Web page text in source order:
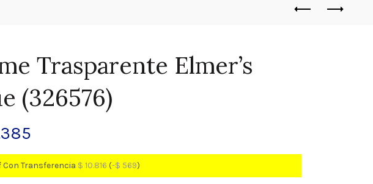
Trasparente Elmer’s
(326576)
Con Transferencia $ 10.816 (-$ 569)